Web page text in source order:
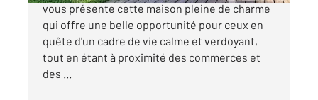
vous présente cette maison pleine de charme
qui offre une belle opportunité pour ceux en
quête d'un cadre de vie calme et verdoyant,
tout en étant à proximité des commerces et
des ...